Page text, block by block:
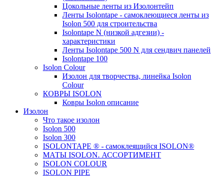
Цокольные ленты из Изолонтейп
Ленты Isolontape - самоклеющиеся ленты из
Isolon 500 для строительства
Isolontape N (низкой адгезии) -
характеристики
Ленты Isolontape 500 N для сендвич панелей
Isolontape 100
Isolon Colour
Изолон для творчества, линейка Isolon
Colour
КОВРЫ ISOLON
Ковры Isolon описание
Изолон
Что такое изолон
Isolon 500
Isolon 300
ISOLONTAPE ® - самоклеящийся ISOLON®
МАТЫ ISOLON. АССОРТИМЕНТ
ISOLON COLOUR
ISOLON PIPE